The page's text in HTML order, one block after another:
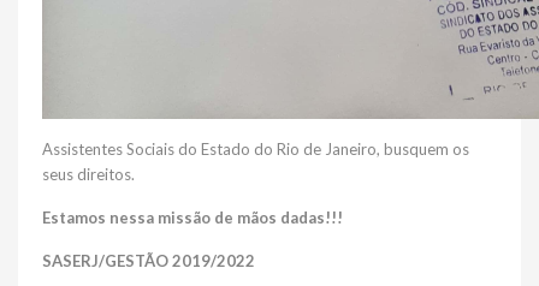
Assistentes Sociais do Estado do Rio de Janeiro, busquem os
seus direitos.
Estamos nessa missão de mãos dadas!!!
SASERJ/GESTÃO 2019/2022